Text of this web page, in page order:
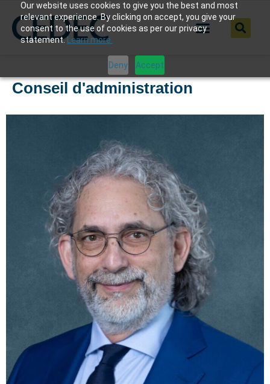
Our website uses cookies to give you the best and most
relevant experience. By clicking on accept, you give your
consent to the use of cookies as per our privacy
statement.Learn more.
Deny Accept
Conseil d'administration